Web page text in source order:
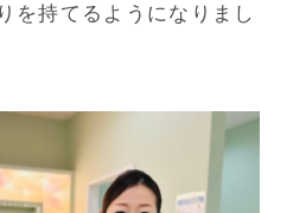
を持てるようになりまし